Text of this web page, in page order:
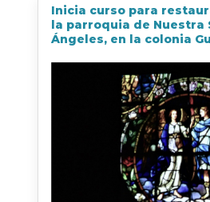
Inicia curso para
la parroquia de Nuestra
Ángeles, en la colonia